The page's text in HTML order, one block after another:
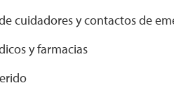
cuidadores y contactos de
y farmacias